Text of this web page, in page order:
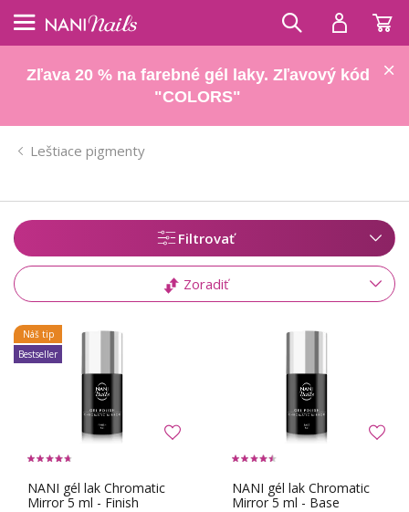
Zľava 20 % na farebné gél laky. Zľavový kód
"COLORS"
Leštiace pigmenty
Filtrovať
Zoradiť
NANI gél lak Chromatic
Mirror 5 ml - Finish
Náš tip
Bestseller
NANI gél lak Chromatic
Mirror 5 ml - Base